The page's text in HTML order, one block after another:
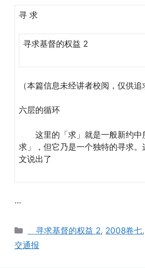
寻 求
寻求基督的权益 2
（本篇信息未经讲者校阅，仅供追
六层的循环
这里的「求」就是一般新约中
求」，但它乃是一个独特的寻求。
文说出了
…
Categories
寻求基督的权益 2, 2008卷七,
交通报